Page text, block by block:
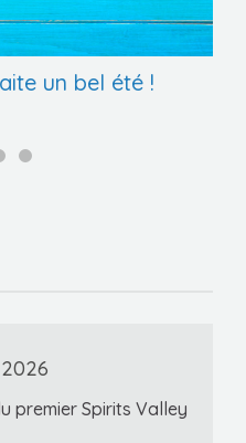
un bel été !
premier Spirits Valley